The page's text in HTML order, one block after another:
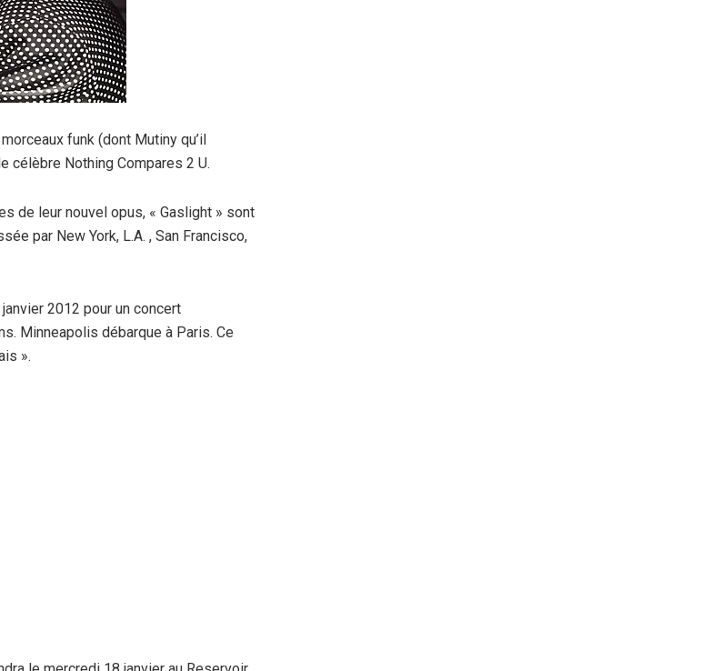
funk (dont Mutiny qu’il
célèbre Nothing Compares 2 U.
de leur nouvel opus, « Gaslight » sont
par New York, L.A. , San Francisco,
2012 pour un concert
Minneapolis débarque à Paris. Ce
».